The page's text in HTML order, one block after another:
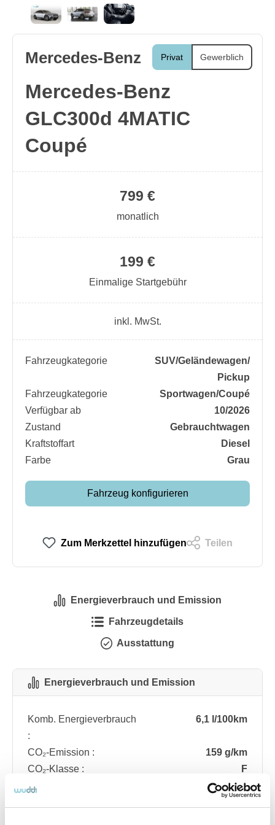
Privat Gewerblich
Mercedes-Benz
Mercedes-Benz
GLC300d 4MATIC
Coupé
199 €
Einmalige Startgebühr
799 €
monatlich
inkl. MwSt.
Fahrzeugkategorie
SUV/​Geländewagen/​
Pickup
Fahrzeugkategorie
Sportwagen/​Coupé
Verfügbar ab
10/2026
Zustand
Gebrauchtwagen
Kraftstoffart
Diesel
Farbe
Grau
Fahrzeug konfigurieren
Zum Merkzettel hinzufügen Teilen
Energieverbrauch und Emission
Fahrzeugdetails
Ausstattung
Energieverbrauch und Emission
Komb. Energieverbrauch
:
6,1 l/100km
CO₂-Emission :
159 g/km
CO₂-Klasse :
F